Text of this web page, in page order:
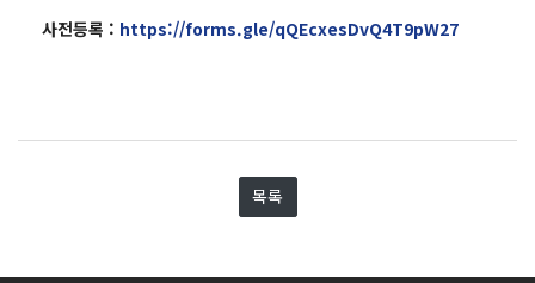
사전등록 : https://forms.gle/qQEcxesDvQ4T9pW27
목록